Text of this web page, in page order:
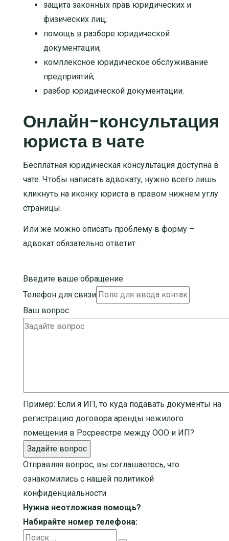
защита законных прав юридических и
физических лиц;
помощь в разборе юридической
документации;
комплексное юридическое обслуживание
предприятий;
разбор юридической документации.
Онлайн-консультация
юриста в чате
Бесплатная юридическая консультация доступна в
чате. Чтобы написать адвокату, нужно всего лишь
кликнуть на иконку юриста в правом нижнем углу
страницы.
Или же можно описать проблему в форму –
адвокат обязательно ответит.
Введите ваше обращение
Телефон для связи
Ваш вопрос
Пример: Если я ИП, то куда подавать документы на
регистрацию договора аренды нежилого
помещения в Росреестре между ООО и ИП?
Задайте вопрос
Отправляя вопрос, вы соглашаетесь, что
ознакомились с нашей политикой
конфиденциальности
Нужна неотложная помощь?
Набирайте номер телефона:
Search